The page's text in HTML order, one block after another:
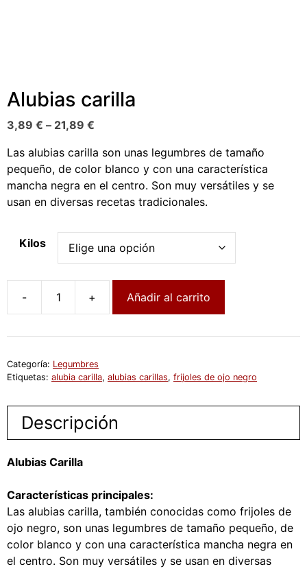
Alubias carilla
3,89 € – 21,89 €
Las alubias carilla son unas legumbres de tamaño
pequeño, de color blanco y con una característica
mancha negra en el centro. Son muy versátiles y se
usan en diversas recetas tradicionales.
Kilos
Alubias
cantidad
Añadir al carrito
Categoría: Legumbres
Etiquetas: alubia carilla, alubias carillas, frijoles de ojo negro
Descripción
Alubias Carilla
Características principales:
Las alubias carilla, también conocidas como frijoles de
ojo negro, son unas legumbres de tamaño pequeño, de
color blanco y con una característica mancha negra en
el centro. Son muy versátiles y se usan en diversas